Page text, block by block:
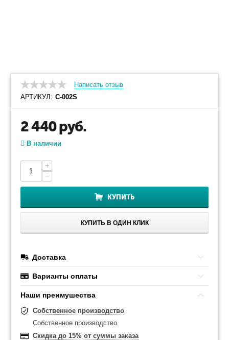
Написать отзыв
АРТИКУЛ: С-002S
2 440руб.
В наличии
+
−
КУПИТЬ
КУПИТЬ В ОДИН КЛИК
Доставка
Варианты оплаты
Наши преимушества
Собственное производство
Собственное производство
Скидка до 15% от суммы заказа